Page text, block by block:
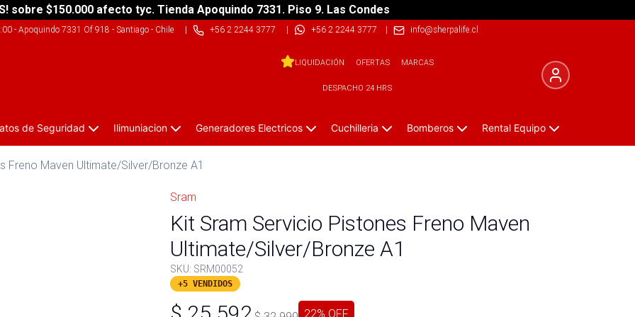
sobre $150.000 afecto tyc. Tienda Apoquindo 7331. Piso 9. Las Condes
- Apoquindo 7331 Of 918 - Santiago - Chile| +56 2 2244 3777 | +56 2 2244 3777 | info@sherpalife.cl
LIQUIDACIÓN OFERTAS MARCAS
DESPACHO 24 HRS
de Seguridad Ilimuniacion Generadores Electricos Cuchilleria Bomberos Rental Equipo
Freno Maven Ultimate/Silver/Bronze A1
Sram
Kit Sram Servicio Pistones Freno Maven
Ultimate/Silver/Bronze A1
SKU: SRM00052
+5 VENDIDOS
22% OFF